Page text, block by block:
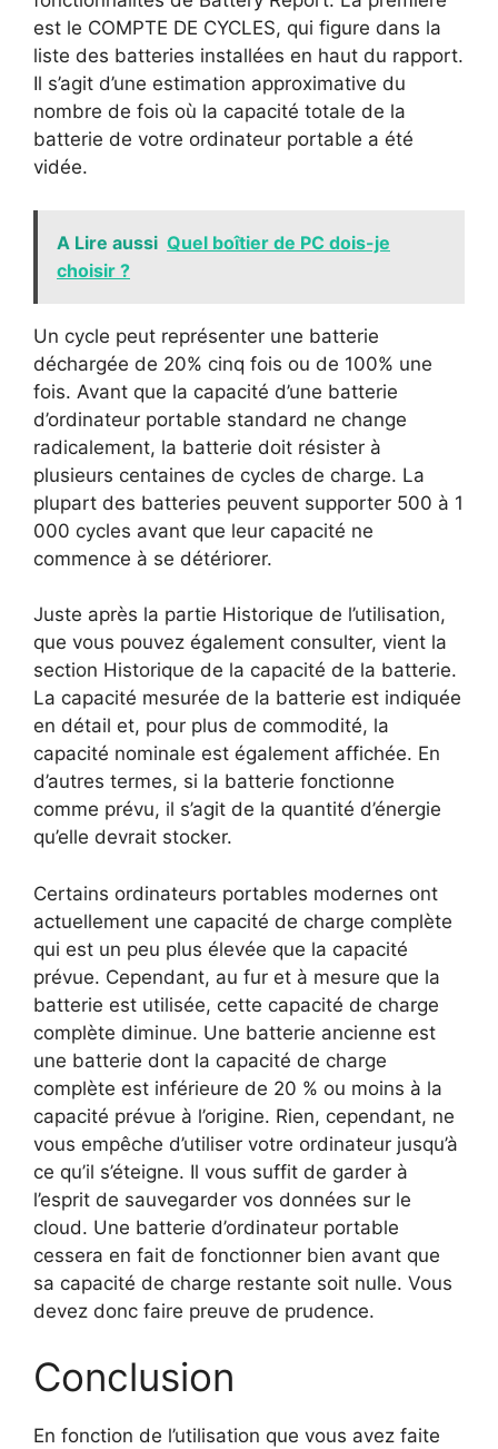
est le COMPTE DE CYCLES, qui figure dans la
liste des batteries installées en haut du rapport.
Il s’agit d’une estimation approximative du
nombre de fois où la capacité totale de la
batterie de votre ordinateur portable a été
vidée.
A Lire aussi Quel boîtier de PC dois-je
choisir ?
Un cycle peut représenter une batterie
déchargée de 20% cinq fois ou de 100% une
fois. Avant que la capacité d’une batterie
d’ordinateur portable standard ne change
radicalement, la batterie doit résister à
plusieurs centaines de cycles de charge. La
plupart des batteries peuvent supporter 500 à 1
000 cycles avant que leur capacité ne
commence à se détériorer.
Juste après la partie Historique de l’utilisation,
que vous pouvez également consulter, vient la
section Historique de la capacité de la batterie.
La capacité mesurée de la batterie est indiquée
en détail et, pour plus de commodité, la
capacité nominale est également affichée. En
d’autres termes, si la batterie fonctionne
comme prévu, il s’agit de la quantité d’énergie
qu’elle devrait stocker.
Certains ordinateurs portables modernes ont
actuellement une capacité de charge complète
qui est un peu plus élevée que la capacité
prévue. Cependant, au fur et à mesure que la
batterie est utilisée, cette capacité de charge
complète diminue. Une batterie ancienne est
une batterie dont la capacité de charge
complète est inférieure de 20 % ou moins à la
capacité prévue à l’origine. Rien, cependant, ne
vous empêche d’utiliser votre ordinateur jusqu’à
ce qu’il s’éteigne. Il vous suffit de garder à
l’esprit de sauvegarder vos données sur le
cloud. Une batterie d’ordinateur portable
cessera en fait de fonctionner bien avant que
sa capacité de charge restante soit nulle. Vous
devez donc faire preuve de prudence.
Conclusion
En fonction de l’utilisation que vous avez faite